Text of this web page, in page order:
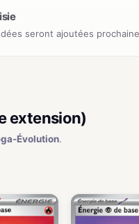
seront ajoutées
extension)
Évolution.